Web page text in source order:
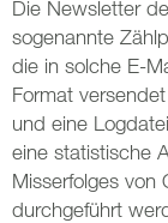
Die Newsletter
sogenannte
die in solche E-
Format
und eine
eine statistische
Misserfolges von
durchgeführt